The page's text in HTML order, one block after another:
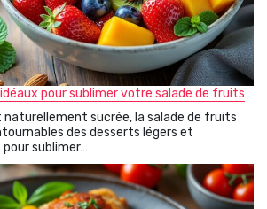
pour sublimer votre salade de fruits
sucrée, la salade de fruits
des desserts légers et
sublimer…